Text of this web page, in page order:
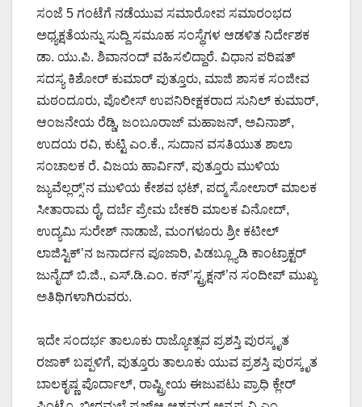
ಸಂಜೆ 5 ಗಂಟೆಗೆ ನಡೆಯುವ ಸಮಾರೋಪ ಸಮಾರಂಭದ
ಅಧ್ಯಕ್ಷತೆಯನ್ನು ಸುದ್ದಿ ಸಮೂಹ ಸಂಸ್ಥೆಗಳ ಆಡಳಿತ ನಿರ್ದೇಶಕ
ಡಾ. ಯು.ಪಿ. ಶಿವಾನಂದ್ ವಹಿಸಲಿದ್ದಾರೆ. ವಿಧಾನ ಪರಿಷತ್
ಸದಸ್ಯ ಕಿಶೋರ್ ಕುಮಾರ್ ಪುತ್ತೂರು, ಮಾಜಿ ಶಾಸಕ ಸಂಜೀವ
ಮಠಂದೂರು, ಪೊಲೀಸ್ ಉಪನಿರೀಕ್ಷಕರಾದ ಸುನಿಲ್ ಕುಮಾರ್,
ಆಂಜನೇಯ ರೆಡ್ಡಿ, ಜಂಬೂರಾಜ್ ಮಹಾಜನ್, ಅವಿನಾಶ್,
ಉದಯ ರವಿ, ಕುಟ್ಟಿ ಎಂ.ಕೆ., ಸುದಾನ ವಸತಿಯುತ ಶಾಲಾ
ಸಂಚಾಲಕ ರೆ. ವಿಜಯ ಹಾರ್ವಿನ್, ಪುತ್ತೂರು ಮುಳಿಯ
ಜ್ಯುವೆಲ್ಲರ್ಸ್‍’ನ ಮುಳಿಯ ಕೇಶವ ಭಟ್, ಪದ್ಮ ಸೋಲಾರ್ ಮಾಲಕ
ಸೀತಾರಾಮ ರೈ, ದರ್ಬೆ ಪ್ರೇಮ ಬೇಕರಿ ಮಾಲಕ ವಿನೋದ್,
ಉದ್ಯಮಿ ಸುರೇಶ್ ನಾಡಾಜೆ, ಮಂಗಳೂರು ಶ್ರೀ ಕಟೀಲ್
ಲಾಜಿಸ್ಟಿಕ್’ನ ಜನಾರ್ದನ ಪೂಜಾರಿ, ಪಿಡಬ್ಲ್ಯೂಡಿ ಕಾಂಟ್ರಾಕ್ಟರ್
ಜುನೈದ್ ಬಿ.ಜಿ., ಎಸ್.ಡಿ.ಎಂ. ಕನ್’ಸ್ಟ್ರಕ್ಷನ್’ನ ಸಂದೀಪ್ ಮುಖ್ಯ
ಅತಿಥಿಗಳಾಗಿರುವರು.
ಇದೇ ಸಂದರ್ಭ ತಾಲೂಕು ರಾಜ್ಯೋತ್ಸವ ಪ್ರಶಸ್ತಿ ಪುರಸ್ಕೃತ
ರಜಾಕ್ ಬಪ್ಪಳಿಗೆ, ಪುತ್ತೂರು ತಾಲೂಕು ಯುವ ಪ್ರಶಸ್ತಿ ಪುರಸ್ಕೃತ
ಬಾಲಕೃಷ್ಣ ಪೊರ್ದಾಲ್, ರಾಷ್ಟ್ರೀಯ ಈಜುಪಟು ಪ್ರಾಧಿ ಕ್ಲೇರ್